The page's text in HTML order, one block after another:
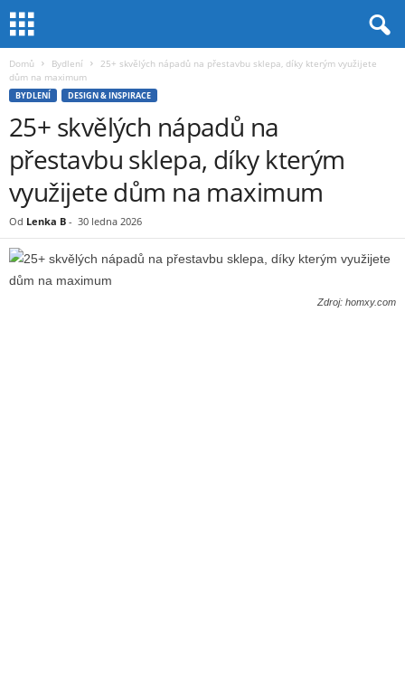
Domů Bydlení
25+ skvělých nápadů na přestavbu sklepa, díky kterým využijete
dům na maximum
BYDLENÍ DESIGN & INSPIRACE
25+ skvělých nápadů na
přestavbu sklepa, díky kterým
využijete dům na maximum
Od Lenka B - 30 ledna 2026
Zdroj: homxy.com